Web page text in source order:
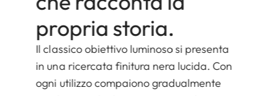
propria storia.
Il classico obiettivo luminoso si presenta
in una ricercata finitura nera lucida. Con
ogni utilizzo compaiono gradualmente